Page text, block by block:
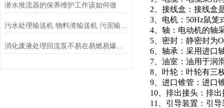
潜水推流器的保养维护工作该如何做
2、接线盒：接线盒
3、电机：50Hz鼠笼
4、轴：电动机的轴
5、密封：静密封为
6、轴承：采用进口
7、油室：油用于润
8、叶轮：叶轮有三
9、进口锥管：进口
10、排出接头：排
11、引导装置：引